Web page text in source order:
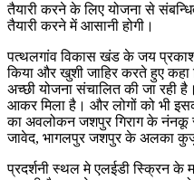
तैयारी करने के लिए योजना से
तैयारी करने में आसानी होगी।
पत्थलगांव विकास खंड के जय
किया और खुशी जाहिर करते हुए
अच्छी योजना संचालित की जा रही
आकर मिला है। और लोगों को भी
का अवलोकन जशपुर गिराग के नंनकू
जावेद, भागलपुर जशपुर के अलका
प्रदर्शनी स्थल मे एलईडी स्क्रिन के